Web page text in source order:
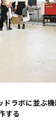
ラボに並ぶ
する